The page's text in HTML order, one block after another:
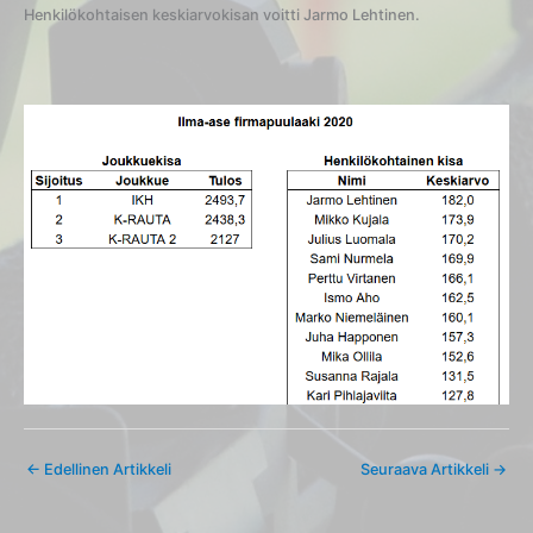
Henkilökohtaisen keskiarvokisan voitti Jarmo Lehtinen.
← Edellinen Artikkeli Seuraava Artikkeli →